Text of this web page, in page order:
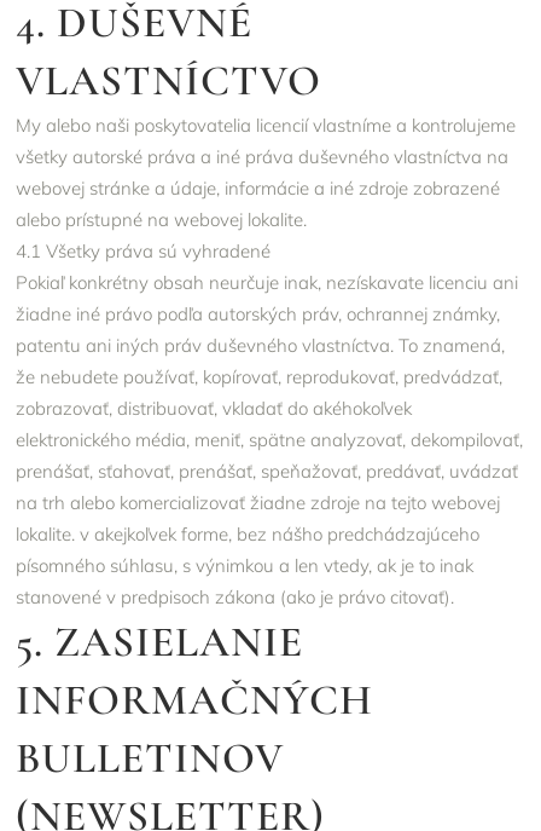
4. DUŠEVNÉ
VLASTNÍCTVO
My alebo naši poskytovatelia licencií vlastníme a kontrolujeme
všetky autorské práva a iné práva duševného vlastníctva na
webovej stránke a údaje, informácie a iné zdroje zobrazené
alebo prístupné na webovej lokalite.
4.1 Všetky práva sú vyhradené
Pokiaľ konkrétny obsah neurčuje inak, nezískavate licenciu ani
žiadne iné právo podľa autorských práv, ochrannej známky,
patentu ani iných práv duševného vlastníctva. To znamená,
že nebudete používať, kopírovať, reprodukovať, predvádzať,
zobrazovať, distribuovať, vkladať do akéhokoľvek
elektronického média, meniť, spätne analyzovať, dekompilovať,
prenášať, sťahovať, prenášať, speňažovať, predávať, uvádzať
na trh alebo komercializovať žiadne zdroje na tejto webovej
lokalite. v akejkoľvek forme, bez nášho predchádzajúceho
písomného súhlasu, s výnimkou a len vtedy, ak je to inak
stanovené v predpisoch zákona (ako je právo citovať).
5. ZASIELANIE
INFORMAČNÝCH
BULLETINOV
(NEWSLETTER)